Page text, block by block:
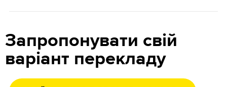
Запропонувати свій
варіант перекладу